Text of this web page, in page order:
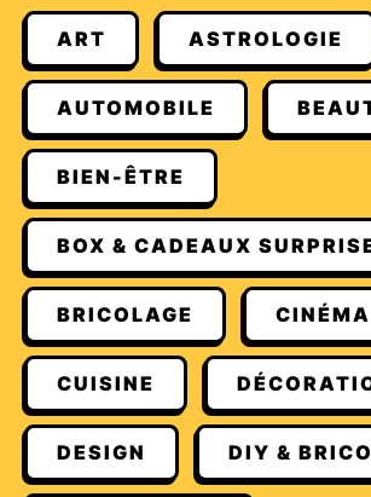
ART ASTROLOGIE
AUTOMOBILE
BIEN-ÊTRE
BOX & CADEAUX
BRICOLAGE CINÉMA
CUISINE
DESIGN DIY &